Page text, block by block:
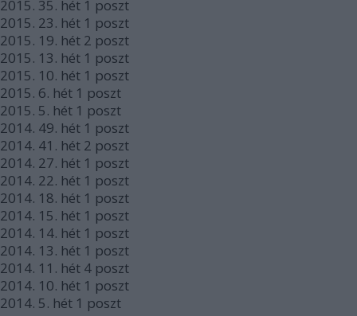
2015. 35. hét 1 poszt
2015. 23. hét 1 poszt
2015. 19. hét 2 poszt
2015. 13. hét 1 poszt
2015. 10. hét 1 poszt
2015. 6. hét 1 poszt
2015. 5. hét 1 poszt
2014. 49. hét 1 poszt
2014. 41. hét 2 poszt
2014. 27. hét 1 poszt
2014. 22. hét 1 poszt
2014. 18. hét 1 poszt
2014. 15. hét 1 poszt
2014. 14. hét 1 poszt
2014. 13. hét 1 poszt
2014. 11. hét 4 poszt
2014. 10. hét 1 poszt
2014. 5. hét 1 poszt